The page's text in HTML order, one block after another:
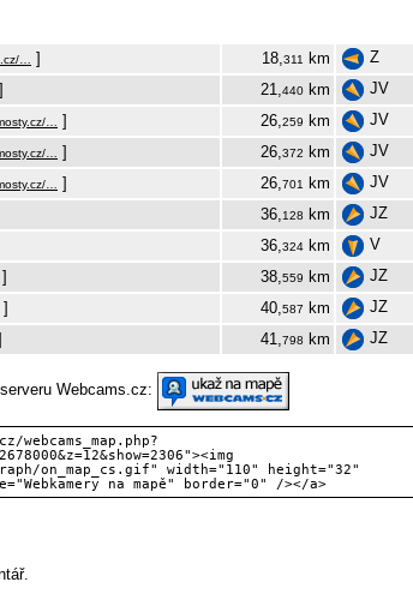
… ] 18, 311 km
Z
] 21, 440 km
JV
… ] 26, 259 km
JV
… ] 26, 372 km
JV
… ] 26, 701 km
JV
36, 128 km
JZ
36, 324 km
V
] 38, 559 km
JZ
] 40, 587 km
JZ
41, 798 km JZ
Webcams.cz:
webcams_map.php?
on_map_cs.gif" width="110" height="32"
na mapě" border="0" /></a>